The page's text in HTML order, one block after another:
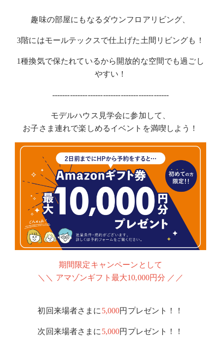
趣味の部屋にもなるダウンフロアリビング、
3階にはモールテックスで仕上げた土間リビングも！
1種換気で保たれているから開放的な空間でも過ごし
やすい！
----------------------------------------------
モデルハウス見学会に参加して、
お子さま連れで楽しめるイベントを満喫しよう！
期間限定キャンペーンとして
＼＼ アマゾンギフト最大10,000円分 ／／
初回来場者さまに 5,000円プレゼント！！
次回来場者さまに 5,000円プレゼント！！